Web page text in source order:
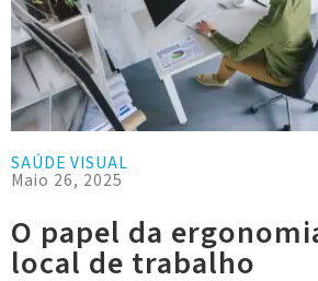
SAÚDE VISUAL
Maio 26, 2025
O papel da
local de trabalho